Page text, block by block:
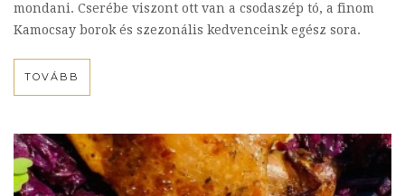
mondani. Cserébe viszont ott van a csodaszép tó, a finom
Kamocsay borok és szezonális kedvenceink egész sora.
TOVÁBB